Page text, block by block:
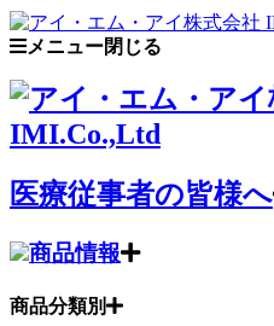
メニュー閉じる
医療従事者の皆様へ
商品情報
商品分類別